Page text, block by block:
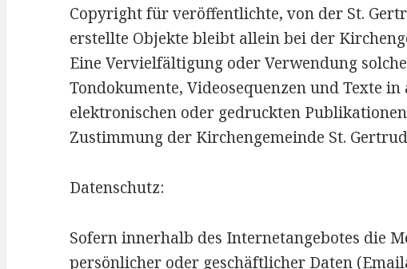
Copyright für veröffentlichte, von der St.
erstellte Objekte bleibt allein bei der
Eine Vervielfältigung oder Verwendung
Tondokumente, Videosequenzen und Texte in
elektronischen oder gedruckten
Zustimmung der Kirchengemeinde St.
Datenschutz:
Sofern innerhalb des Internetangebotes die
persönlicher oder geschäftlicher Daten